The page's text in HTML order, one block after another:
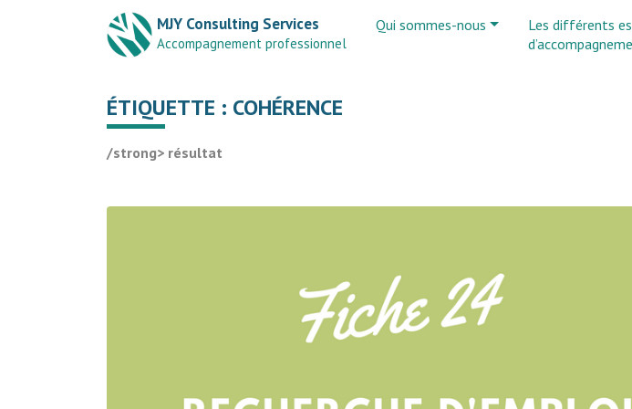
MJY Consulting Services
Accompagnement professionnel
Qui sommes-nous
Les différents
ÉTIQUETTE : COHÉRENCE
/strong> résultat